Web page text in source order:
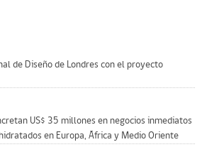
de Diseño de Londres con el proyecto
US$ 35 millones en negocios inmediatos
en Europa, África y Medio Oriente